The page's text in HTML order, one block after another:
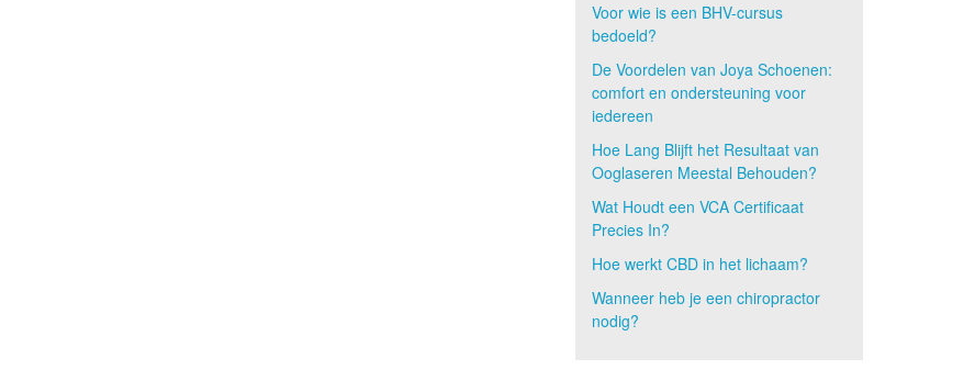
Voor wie is een BHV-cursus
bedoeld?
De Voordelen van Joya Schoenen:
comfort en ondersteuning voor
iedereen
Hoe Lang Blijft het Resultaat van
Ooglaseren Meestal Behouden?
Wat Houdt een VCA Certificaat
Precies In?
Hoe werkt CBD in het lichaam?
Wanneer heb je een chiropractor
nodig?